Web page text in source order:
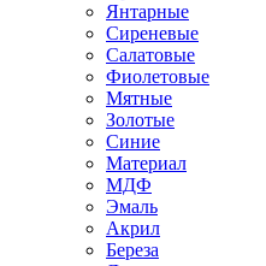
Янтарные
Сиреневые
Салатовые
Фиолетовые
Мятные
Золотые
Синие
Материал
МДФ
Эмаль
Акрил
Береза